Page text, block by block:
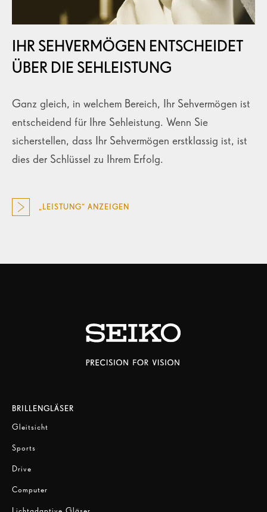
IHR SEHVERMÖGEN ENTSCHEIDET
ÜBER DIE SEHLEISTUNG
Ganz gleich, in welchem Bereich, Ihr Sehvermögen ist
entscheidend für Ihre Sehleistung. Wenn Sie
sicherstellen, dass Ihr Sehvermögen erstklassig ist, ist
dies der Schlüssel zu Ihrem Erfolg.
„LEISTUNG“ ANZEIGEN
BRILLENGLÄSER
Gleitsicht
Sports
Drive
Computer